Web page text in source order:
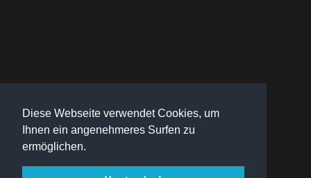
Diese Webseite verwendet Cookies, um
Ihnen ein angenehmeres Surfen zu
ermöglichen.